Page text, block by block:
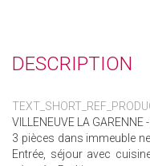
DESCRIPTION
VILLENEUVE LA GARENNE
3 pièces dans immeuble
Entrée, séjour avec